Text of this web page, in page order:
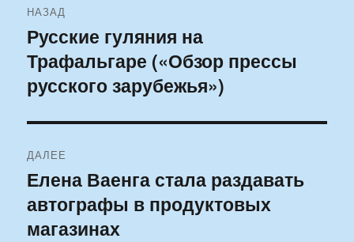
по
записям
НАЗАД
Предыдущая
запись:
Русские гуляния на
Трафальгаре («Обзор прессы
русского зарубежья»)
ДАЛЕЕ
Следующая
запись:
Елена Ваенга стала раздавать
автографы в продуктовых
магазинах